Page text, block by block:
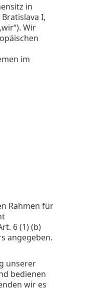
in
I,
Wir
im
Rahmen für
6 (1) (b)
angegeben.
unserer
bedienen
wir es